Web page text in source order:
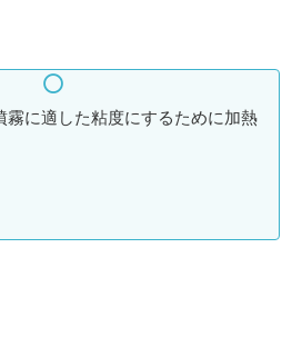
霧に適した粘度にするために加熱